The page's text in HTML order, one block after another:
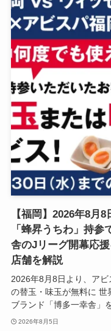
【福岡】2026年8月
「蜂昇うちわ」持
舎のJリーグ開幕応
店舗を解説
2026年8月8日より、ア
の替玉・味玉が無料に 世
ブランド「博多一幸舎」
2026年8月5日